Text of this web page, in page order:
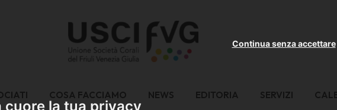
cuore la tua privacy
Continua senza accettare
COSA FACCIAMO NEWS EDITORIA SERVIZI